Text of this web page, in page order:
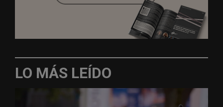
LO MÁS LEÍDO